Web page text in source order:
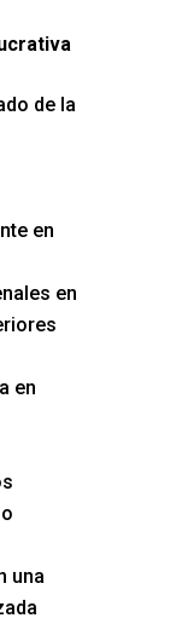
de la
en
en
en
una